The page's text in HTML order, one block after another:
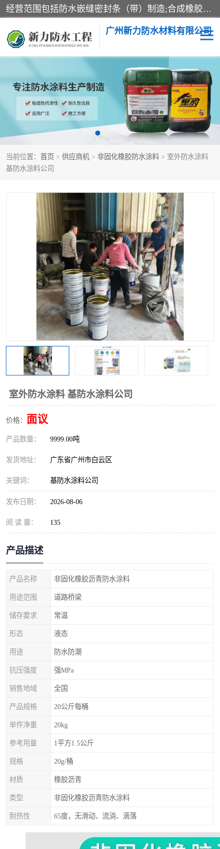
经营范围包括防水嵌缝密封条（带）制造;合成橡胶制造（监控化学品、危险化学品除外）;沥青混合物制造;防水胶粘带制造;其他合成材料制造（监控化学品、危险化学品除外）;涂料制造（监控化学品、危险化学品除外）;建筑结构防水补漏;防水建筑材料制造;粘合剂制造（监控化学品、危险化学品除外）;涂料零售;广州新力防水材料有限公司具有1处分支机构。
广州新力防水材料有限公司
当前位置： 首页 > 供应商机 > 非固化橡胶防水涂料 > 室外防水涂料
基防水涂料公司
室外防水涂料 基防水涂料公司
价格： 面议
产品数量： 9999.00吨
发货地址： 广东省广州市白云区
关键词： 基防水涂料公司
发布日期： 2026-08-06
阅 读 量： 135
产品描述
产品名称 非固化橡胶沥青防水涂料
用途范围 道路桥梁
储存要求 常温
形态 液态
用途 防水防潮
抗压强度 强MPa
销售地域 全国
产品规格 20公斤每桶
单件净重 20kg
参考用量 1平方1.5公斤
规格 20g/桶
材质 橡胶沥青
类型 非固化橡胶沥青防水涂料
耐热性 65度，无滑动、流淌、滴落
黑豹防水胶 建筑108胶水
乳化沥青防水涂料 自粘卷材
非固化橡胶防水涂料